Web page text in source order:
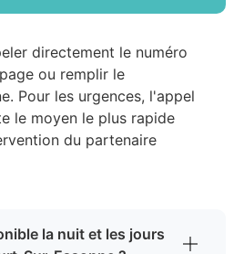
directement le numéro
ou remplir le
Pour les urgences, l'appel
le moyen le plus rapide
du partenaire
la nuit et les jours